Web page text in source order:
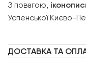
З повагою,
Успенської Києво-
ДОСТАВКА ТА